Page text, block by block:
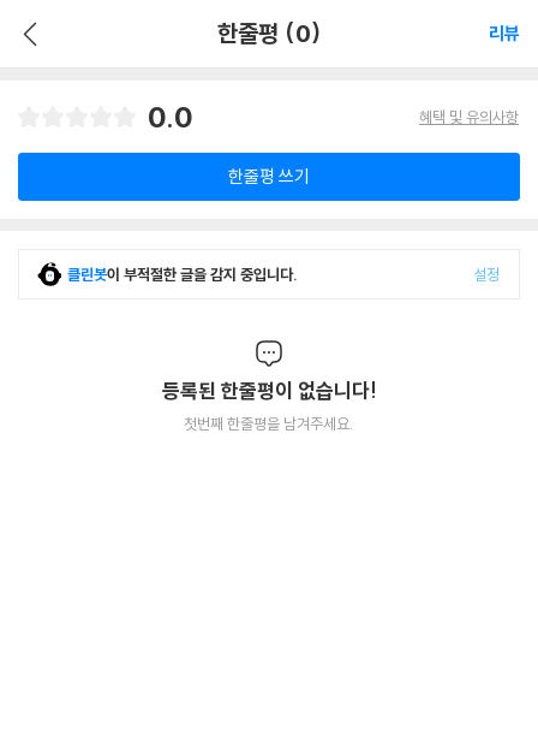
한줄평 (0) 리뷰
0.0 혜택 및 유의사항
한줄평 쓰기
클린봇이 부적절한 글을 감지 중입니다. 설정
등록된 한줄평이 없습니다!
첫번째 한줄평을 남겨주세요.